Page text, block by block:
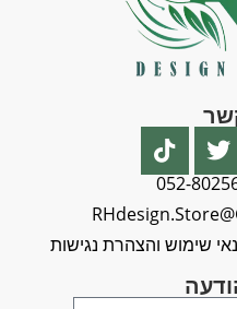
שימוש והצהרת נגישות